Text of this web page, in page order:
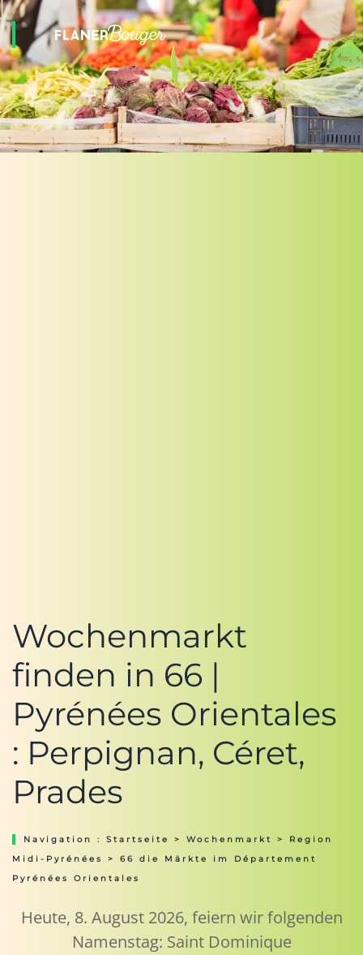
Wochenmarkt
finden in 66 |
Pyrénées Orientales
: Perpignan, Céret,
Prades
Navigation : Startseite > Wochenmarkt > Region
Midi-Pyrénées
> 66 die Märkte im Département
Pyrénées Orientales
Heute, 8. August 2026, feiern wir folgenden
Namenstag: Saint Dominique